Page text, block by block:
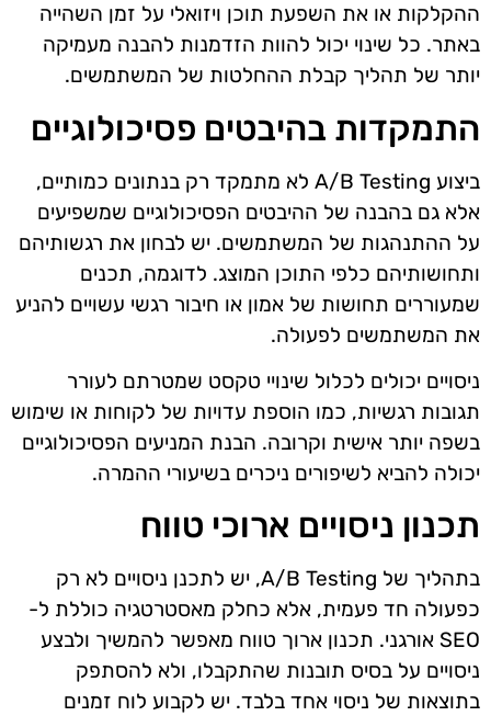
ההקלקות או את השפעת תוכן ויזואלי על זמן השהייה
באתר. כל שינוי יכול להוות הזדמנות להבנה מעמיקה
יותר של תהליך קבלת ההחלטות של המשתמשים.
התמקדות בהיבטים פסיכולוגיים
ביצוע A/B Testing לא מתמקד רק בנתונים כמותיים,
אלא גם בהבנה של ההיבטים הפסיכולוגיים שמשפיעים
על ההתנהגות של המשתמשים. יש לבחון את רגשותיהם
ותחושותיהם כלפי התוכן המוצג. לדוגמה, תכנים
שמעוררים תחושות של אמון או חיבור רגשי עשויים להניע
את המשתמשים לפעולה.
ניסויים יכולים לכלול שינויי טקסט שמטרתם לעורר
תגובות רגשיות, כמו הוספת עדויות של לקוחות או שימוש
בשפה יותר אישית וקרובה. הבנת המניעים הפסיכולוגיים
יכולה להביא לשיפורים ניכרים בשיעורי ההמרה.
תכנון ניסויים ארוכי טווח
בתהליך של A/B Testing, יש לתכנן ניסויים לא רק
כפעולה חד פעמית, אלא כחלק מאסטרטגיה כוללת ל-
SEO אורגני. תכנון ארוך טווח מאפשר להמשיך ולבצע
ניסויים על בסיס תובנות שהתקבלו, ולא להסתפק
בתוצאות של ניסוי אחד בלבד. יש לקבוע לוח זמנים